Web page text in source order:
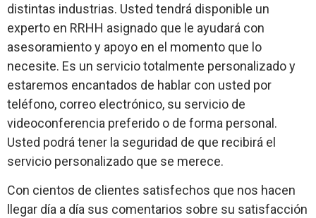
distintas industrias. Usted tendrá disponible un
experto en RRHH asignado que le ayudará con
asesoramiento y apoyo en el momento que lo
necesite. Es un servicio totalmente personalizado y
estaremos encantados de hablar con usted por
teléfono, correo electrónico, su servicio de
videoconferencia preferido o de forma personal.
Usted podrá tener la seguridad de que recibirá el
servicio personalizado que se merece.
Con cientos de clientes satisfechos que nos hacen
llegar día a día sus comentarios sobre su satisfacción